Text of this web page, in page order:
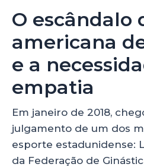
O escândalo
americana
e a
empatia
Em janeiro de 2018,
julgamento de um dos
esporte estadunidense:
da Federação de